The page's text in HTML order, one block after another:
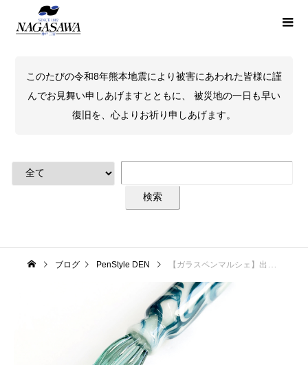
このたびの令和8年熊本地震により被害にあわれた皆様に謹
んでお見舞い申しあげますとともに、 被災地の一日も早い
復旧を、心よりお祈り申しあげます。
ブログ PenStyle DEN 【ガラスペンマルシェ】出品情報第一弾！ひとつ房ガラスペン「流水-納戸色-」！